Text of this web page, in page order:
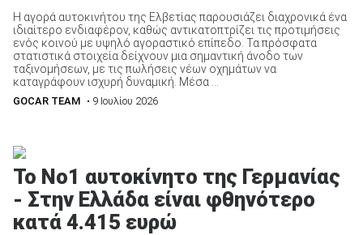
ΑΝΑΖΗΤΗΣΗ
Η αγορά αυτοκινήτου της Ελβετίας παρουσιάζει διαχρονικά ένα
ιδιαίτερο ενδιαφέρον, καθώς αντικατοπτρίζει τις προτιμήσεις
ενός κοινού με υψηλό αγοραστικό επίπεδο. Τα πρόσφατα
στατιστικά στοιχεία δείχνουν μια σημαντική άνοδο των
ταξινομήσεων, με τις πωλήσεις νέων οχημάτων να
καταγράφουν ισχυρή δυναμική. Μέσα ...
GOCAR TEAM • 9 Ιουλίου 2026
To No1 αυτοκίνητο της Γερμανίας
- Στην Ελλάδα είναι φθηνότερο
κατά 4.415 ευρώ